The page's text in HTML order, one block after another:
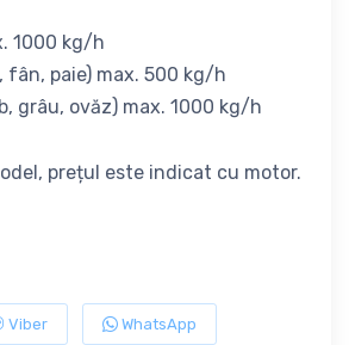
1000 kg/h
fân, paie) max. 500 kg/h
grâu, ovăz) max. 1000 kg/h
prețul este indicat cu motor.
Viber WhatsApp